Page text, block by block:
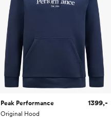
Peak Performance
Original Hood
1399,-